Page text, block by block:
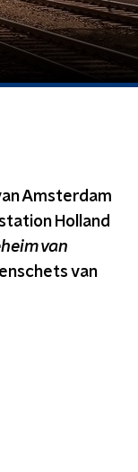
Amsterdam
Holland
van
van